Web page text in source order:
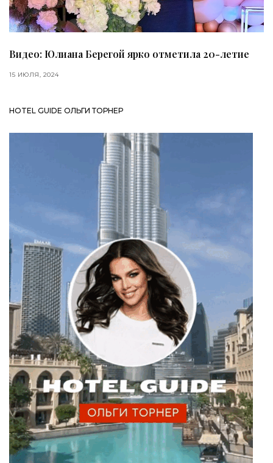
Видео: Юлиана Берегой ярко отметила 20-летие
15 ИЮЛЯ, 2024
HOTEL GUIDE ОЛЬГИ ТОРНЕР